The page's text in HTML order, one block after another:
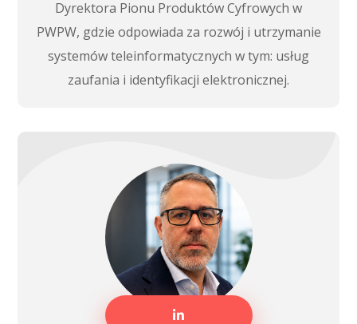
Dyrektora Pionu Produktów Cyfrowych w
PWPW, gdzie odpowiada za rozwój i utrzymanie
systemów teleinformatycznych w tym: usług
zaufania i identyfikacji elektronicznej.